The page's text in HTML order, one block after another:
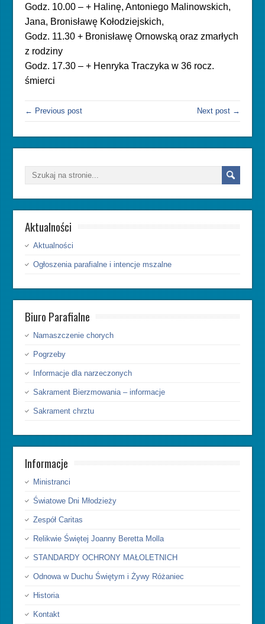
Godz. 10.00 – + Halinę, Antoniego Malinowskich,
Jana, Bronisławę Kołodziejskich,
Godz. 11.30 + Bronisławę Ornowską oraz zmarłych
z rodziny
Godz. 17.30 – + Henryka Traczyka w 36 rocz.
śmierci
← Previous post Next post →
Aktualności
Aktualności
Ogłoszenia parafialne i intencje mszalne
Biuro Parafialne
Namaszczenie chorych
Pogrzeby
Informacje dla narzeczonych
Sakrament Bierzmowania – informacje
Sakrament chrztu
Informacje
Ministranci
Światowe Dni Młodzieży
Zespół Caritas
Relikwie Świętej Joanny Beretta Molla
STANDARDY OCHRONY MAŁOLETNICH
Odnowa w Duchu Świętym i Żywy Różaniec
Historia
Kontakt